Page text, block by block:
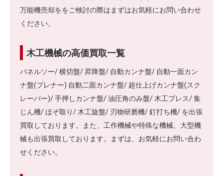
万能機売却ををご検討の際はまずはお気軽にお問い合わせ
ください。
木工機械の高価買取一覧
パネルソー/ 横切盤/ 昇降盤/ 自動カンナ盤/ 自動一面カン
ナ盤(プレナー) 自動二面カンナ盤/ 超仕上げカンナ盤(スク
レーパー)/ 手押しカンナ盤/ 油圧角のみ盤/ 木工プレス/ 集
じん機/ ほぞ取り/ 木工旋盤/ 刃物研磨機/ 釘打ち機/ を出張
買取しております。また、工作機械や特殊な機械、大型機
械も出張買取しております。まずは、お気軽にお問い合わ
せください。